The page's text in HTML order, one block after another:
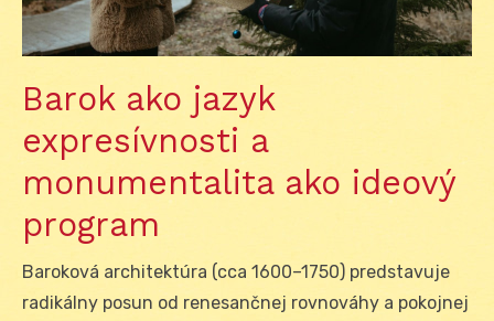
Barok ako jazyk
expresívnosti a
monumentalita ako ideový
program
Baroková architektúra (cca 1600–1750) predstavuje
radikálny posun od renesančnej rovnováhy a pokojnej